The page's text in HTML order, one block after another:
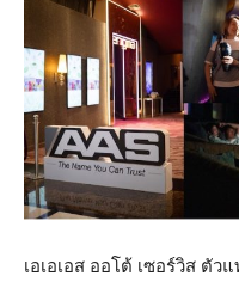
เอเอเอส ออโต้ เซอร์วิส ตั